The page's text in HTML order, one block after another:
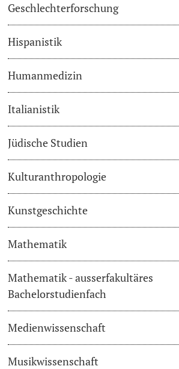
Studienfinanzierung
Berufseinstieg & Laufbahnberatung
Soziales & Gesundheit
Koordinationsstelle für Geflüchtete
Beratungswegweiser
Lernen & Lehren
KI in Studium und Lehre
Digitales Lernen
Sprachenzentrum
Geschlechterforschung
Hispanistik
Humanmedizin
Italianistik
Jüdische Studien
Kulturanthropologie
Kunstgeschichte
Mathematik
Mathematik - ausserfakultäres
Bachelorstudienfach
Medienwissenschaft
Musikwissenschaft